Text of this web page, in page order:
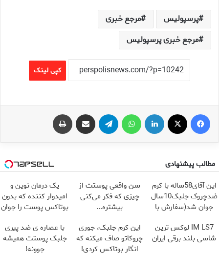
پرسپولیس
مرجع خبری
مرجع خبری پرسپولیس
کپی لینک
فیس بوک لینکدین واتس آپ تلگرام اشتراک گذاری از طریق ایمیل
مطالب پیشنهادی
این آقای58ساله با کرم
ضدچروک جلبک10سال
جوان شد(سفارش با
سن واقعی پوستت از
چیزی که فکر می‌کنی
بیشتره...
یک درمان نوین و
امیدوار کننده که بدون
بوتاکس پوست را جوان
IM LS7 لوکس ترین
شاسی بلند برقی ایران
این کرم جلبک، جوری
چروکاتو صاف میکنه که
انگار بوتاکس کردی!
با عصاره ی ضد پیری
جلبک پوستت همیشه
جوونه!